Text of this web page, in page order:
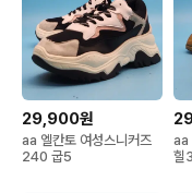
29,900원
aa 엘칸토 여성스니커즈
240 굽5
aa
힐